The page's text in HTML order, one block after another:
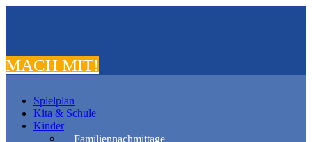
MACH MIT!
Spielplan
Kita & Schule
Kinder
Familiennachmittage